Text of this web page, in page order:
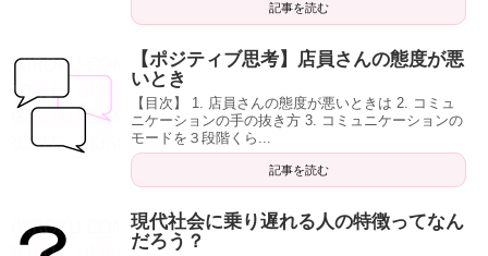
記事を読む
【ポジティブ思考】店員さんの態度が悪
いとき
【目次】 1. 店員さんの態度が悪いときは 2. コミュ
ニケーションの手の抜き方 3. コミュニケーションの
モードを３段階くら...
記事を読む
現代社会に乗り遅れる人の特徴ってなん
だろう？